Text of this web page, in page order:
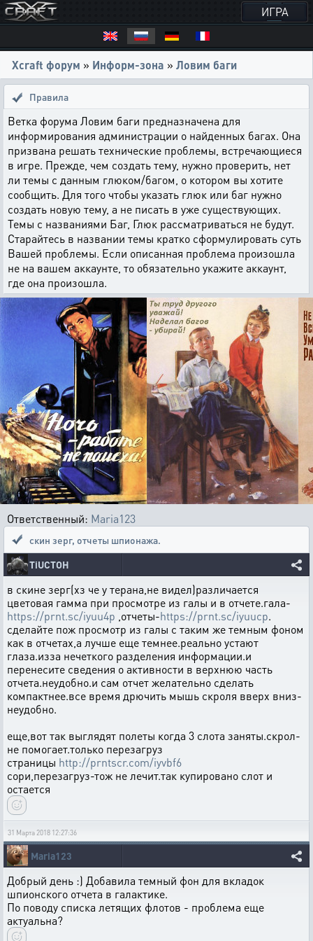
ИГРА
Xcraft форум » Информ-зона » Ловим баги
Правила
Ветка форума Ловим баги предназначена для
информирования администрации о найденных багах. Она
призвана решать технические проблемы, встречающиеся
в игре. Прежде, чем создать тему, нужно проверить, нет
ли темы с данным глюком/багом, о котором вы хотите
сообщить. Для того чтобы указать глюк или баг нужно
создать новую тему, а не писать в уже существующих.
Темы с названиями Баг, Глюк рассматриваться не будут.
Старайтесь в названии темы кратко сформулировать суть
Вашей проблемы. Если описанная проблема произошла
не на вашем аккаунте, то обязательно укажите аккаунт,
где она произошла.
Ответственный: Maria123
скин зерг, отчеты шпионажа.
TiUCTOH
в скине зерг(хз че у терана,не видел)различается
цветовая гамма при просмотре из галы и в отчете.гала-
https://prnt.sc/iyuu4p ,отчеты-https://prnt.sc/iyuucp.
сделайте пож просмотр из галы с таким же темным фоном
как в отчетах,а лучше еще темнее.реально устают
глаза.изза нечеткого разделения информации.и
перенесите сведения о активности в верхнюю часть
отчета.неудобно.и сам отчет желательно сделать
компактнее.все время дрючить мышь скроля вверх вниз-
неудобно.
еще,вот так выглядят полеты когда 3 слота заняты.скрол-
не помогает.только перезагруз
страницы http://prntscr.com/iyvbf6
сори,перезагруз-тож не лечит.так купировано слот и
остается
31 Марта 2018 12:27:36
Maria123
Добрый день :) Добавила темный фон для вкладок
шпионского отчета в галактике.
По поводу списка летящих флотов - проблема еще
актуальна?